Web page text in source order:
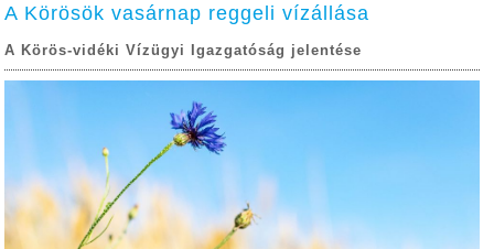
A Körösök vasárnap reggeli vízállása
A Körös-vidéki Vízügyi Igazgatóság jelentése